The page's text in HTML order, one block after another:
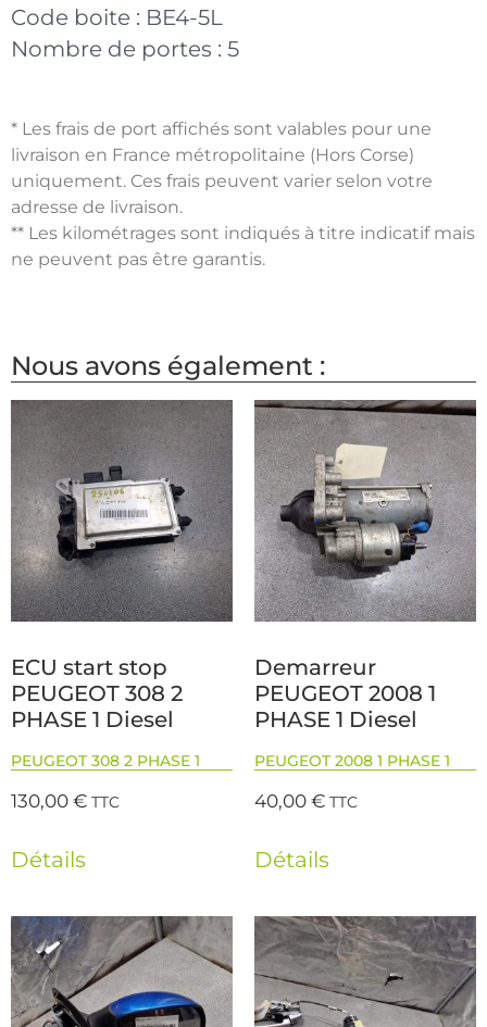
Code boite : BE4-5L
Nombre de portes : 5
* Les frais de port affichés sont valables pour une
livraison en France métropolitaine (Hors Corse)
uniquement. Ces frais peuvent varier selon votre
adresse de livraison.
** Les kilométrages sont indiqués à titre indicatif mais
ne peuvent pas être garantis.
Nous avons également :
ECU start stop
PEUGEOT 308 2
PHASE 1 Diesel
PEUGEOT 308 2 PHASE 1
130,00€ TTC
Détails
Demarreur
PEUGEOT 2008 1
PHASE 1 Diesel
PEUGEOT 2008 1 PHASE 1
40,00€ TTC
Détails